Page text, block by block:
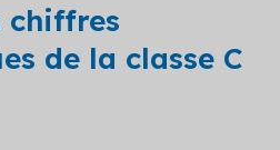
chiffres
de la classe C